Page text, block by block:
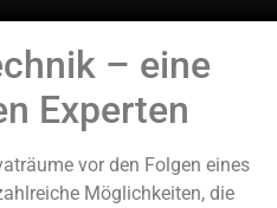
– eine
Experten
vor den Folgen eines
Möglichkeiten, die